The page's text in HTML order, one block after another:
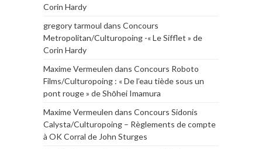
Corin Hardy
gregory tarmoul dans Concours
Metropolitan/Culturopoing -« Le Sifflet » de
Corin Hardy
Maxime Vermeulen dans Concours Roboto
Films/Culturopoing : « De l’eau tiède sous un
pont rouge » de Shōhei Imamura
Maxime Vermeulen dans Concours Sidonis
Calysta/Culturopoing – Règlements de compte
à OK Corral de John Sturges